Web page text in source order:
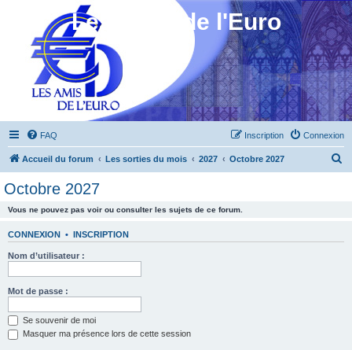
Les Amis de l'Euro
FAQ Connexion
Inscription
Accueil du forum Les sorties du mois 2027 Octobre 2027
Octobre 2027
Vous ne pouvez pas voir ou consulter les sujets de ce forum.
CONNEXION • INSCRIPTION
Nom d’utilisateur :
Mot de passe :
Se souvenir de moi
Masquer ma présence lors de cette session